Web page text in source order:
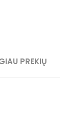
PREKIŲ